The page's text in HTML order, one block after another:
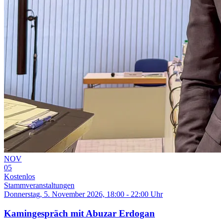
NOV
05
Kostenlos
Stammveranstaltungen
Donnerstag, 5. November 2026, 18:00 - 22:00 Uhr
Kamingespräch mit Abuzar Erdogan